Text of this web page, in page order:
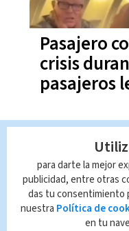
Pasajero
crisis
pasajeros
para darte la mejor
publicidad, entre otras
das tu consentimiento
nuestra Política de
en tu